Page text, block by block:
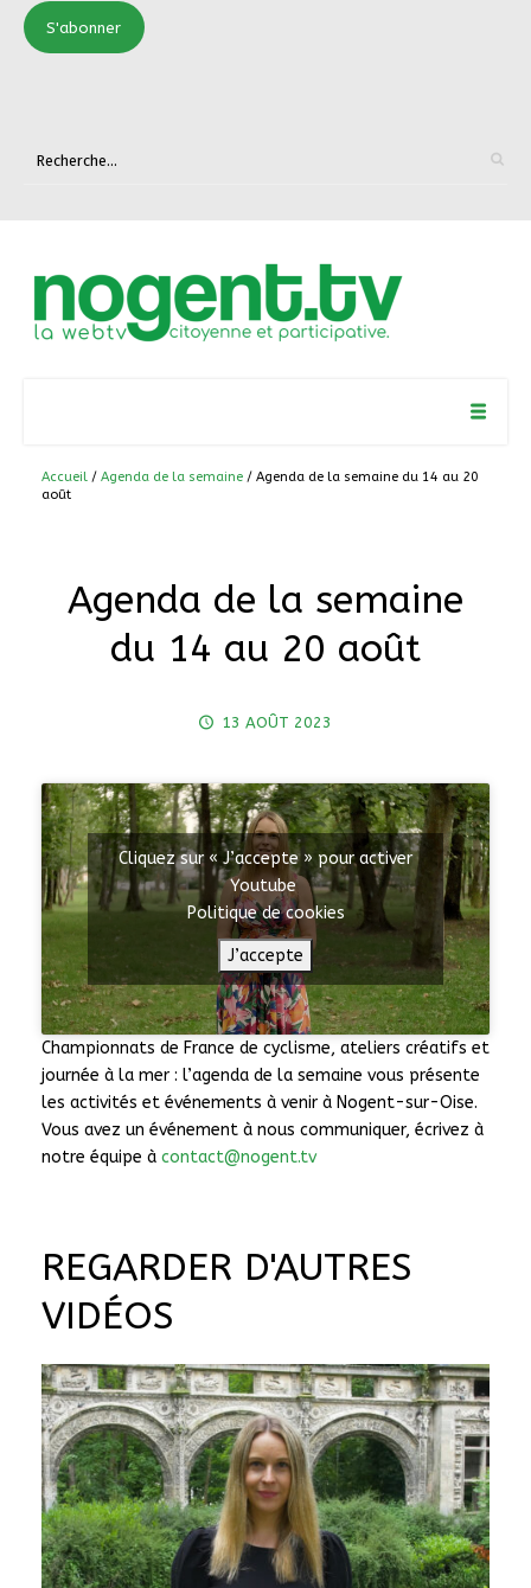
S'abonner
Accueil / Agenda de la semaine / Agenda de la semaine du 14 au 20
août
Agenda de la semaine
du 14 au 20 août
13 AOÛT 2023
Cliquez sur « J’accepte » pour activer
Youtube
Politique de cookies
J’accepte
Championnats de France de cyclisme, ateliers créatifs et
journée à la mer : l’agenda de la semaine vous présente
les activités et événements à venir à Nogent-sur-Oise.
Vous avez un événement à nous communiquer, écrivez à
notre équipe à contact@nogent.tv
REGARDER D'AUTRES
VIDÉOS